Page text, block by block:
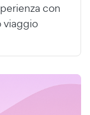
con
viaggio